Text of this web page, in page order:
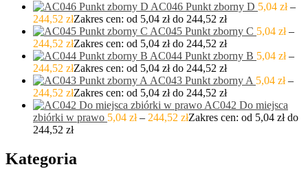
AC046 Punkt zborny D 5,04 zł –
244,52 złZakres cen: od 5,04 zł do 244,52 zł
AC045 Punkt zborny C 5,04 zł –
244,52 złZakres cen: od 5,04 zł do 244,52 zł
AC044 Punkt zborny B 5,04 zł –
244,52 złZakres cen: od 5,04 zł do 244,52 zł
AC043 Punkt zborny A 5,04 zł –
244,52 złZakres cen: od 5,04 zł do 244,52 zł
AC042 Do miejsca
zbiórki w prawo 5,04 zł – 244,52 złZakres cen: od 5,04 zł do
244,52 zł
Kategoria